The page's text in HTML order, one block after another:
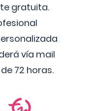
gratuita.
vía mail
72 horas.